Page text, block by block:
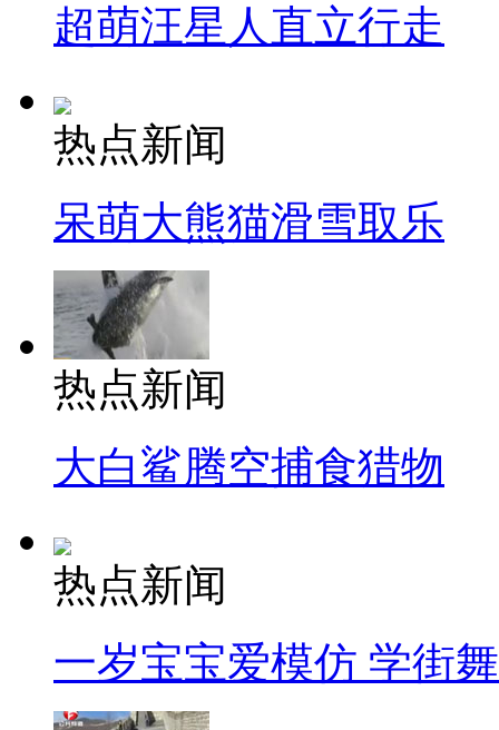
超萌汪星人直立行走
热点新闻
呆萌大熊猫滑雪取乐
热点新闻
大白鲨腾空捕食猎物
热点新闻
一岁宝宝爱模仿 学街